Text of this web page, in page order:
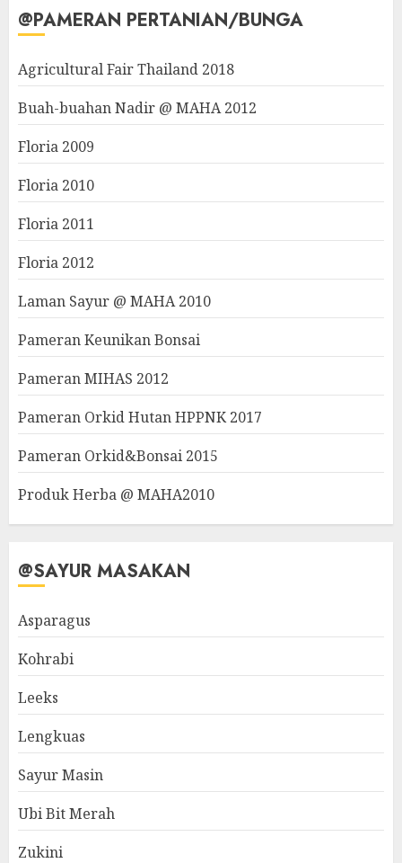
@PAMERAN PERTANIAN/BUNGA
Agricultural Fair Thailand 2018
Buah-buahan Nadir @ MAHA 2012
Floria 2009
Floria 2010
Floria 2011
Floria 2012
Laman Sayur @ MAHA 2010
Pameran Keunikan Bonsai
Pameran MIHAS 2012
Pameran Orkid Hutan HPPNK 2017
Pameran Orkid&Bonsai 2015
Produk Herba @ MAHA2010
@SAYUR MASAKAN
Asparagus
Kohrabi
Leeks
Lengkuas
Sayur Masin
Ubi Bit Merah
Zukini